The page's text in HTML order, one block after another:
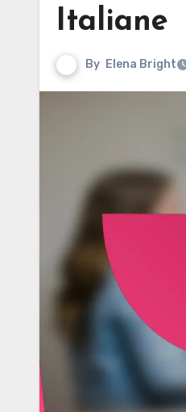
Italiane
By Elena Bright